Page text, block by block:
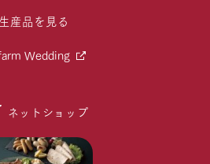
生産品を見る
Wedding
ネットショップ